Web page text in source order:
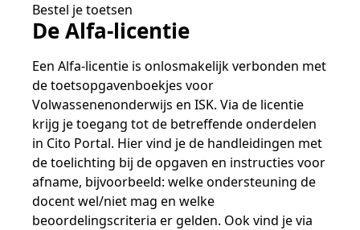
Bestel je toetsen
De Alfa-licentie
Een Alfa-licentie is onlosmakelijk verbonden met
de toetsopgavenboekjes voor
Volwassenenonderwijs en ISK. Via de licentie
krijg je toegang tot de betreffende onderdelen
in Cito Portal. Hier vind je de handleidingen met
de toelichting bij de opgaven en instructies voor
afname, bijvoorbeeld: welke ondersteuning de
docent wel/niet mag en welke
beoordelingscriteria er gelden. Ook vind je via